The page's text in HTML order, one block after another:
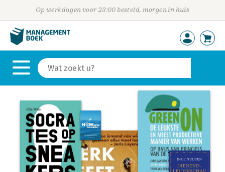
Op werkdagen voor 23:00 besteld, morgen in huis